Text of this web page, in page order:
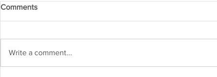
Comments
Write a comment...